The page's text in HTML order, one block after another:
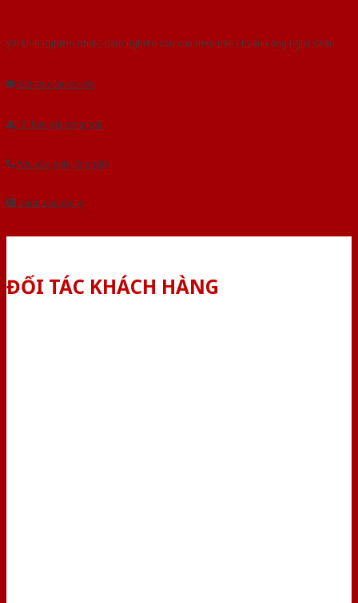
Với kinh nghiệm nhiêu năm nghiên cứu cửa theo tiêu chuẩn công nghệ Châu
Âu.Chúng tôi tự tin là nhà sản xuất & cung cấp hàng đầu tại Việt Nam!
Gửi yêu cầu tư vấn
Tải báo giá tổng hợp
Yêu cầu gọi lại (3 phút)
Dành cho đại lý
ĐỐI TÁC KHÁCH HÀNG